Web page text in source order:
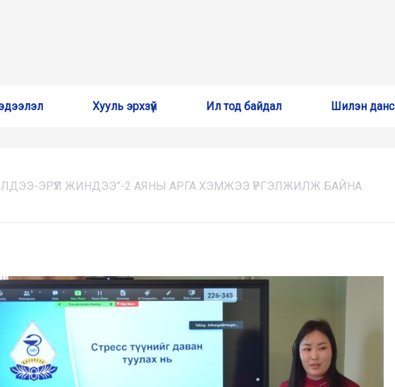
Хууль эрхзүй Ил тод байдал Шилэн данс
ЭРҮҮЛ ЖИНДЭЭ”-2 АЯНЫ АРГА ХЭМЖЭЭ ҮРГЭЛЖИЛЖ БАЙНА.